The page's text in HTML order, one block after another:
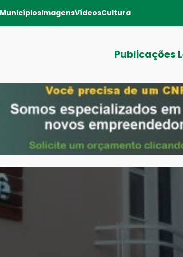
MunicípiosImagensVídeosCultura
Publicações